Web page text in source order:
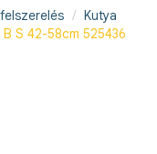
Kutya
S 42-58cm 525436